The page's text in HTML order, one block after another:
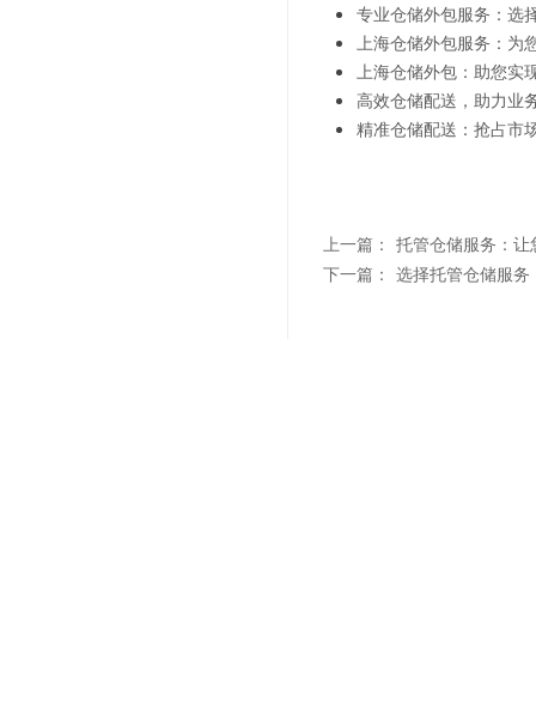
专业仓储外包服务：选
上海仓储外包服务：为
上海仓储外包：助您实
高效仓储配送，助力业
精准仓储配送：抢占市
上一篇：
托管仓储服务：让
下一篇：
选择托管仓储服务